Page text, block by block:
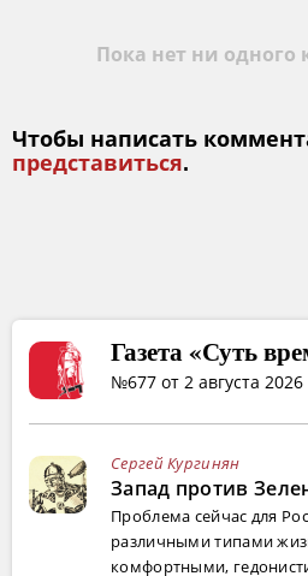
Пока нет ни
Чтобы написать
представиться.
Газета «Суть
№677 от 2 августа 2026
Сергей Кургинян
Запад против
Проблема сейчас для
различными типами
комфортными,